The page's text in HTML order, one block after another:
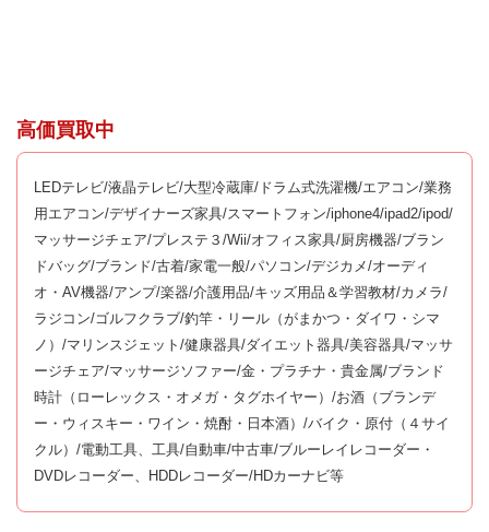
高価買取中
LEDテレビ/液晶テレビ/大型冷蔵庫/ドラム式洗濯機/エアコン/業務
用エアコン/デザイナーズ家具/スマートフォン/iphone4/ipad2/ipod/
マッサージチェア/プレステ３/Wii/オフィス家具/厨房機器/ブラン
ドバッグ/ブランド/古着/家電一般/パソコン/デジカメ/オーディ
オ・AV機器/アンプ/楽器/介護用品/キッズ用品＆学習教材/カメラ/
ラジコン/ゴルフクラブ/釣竿・リール（がまかつ・ダイワ・シマ
ノ）/マリンスジェット/健康器具/ダイエット器具/美容器具/マッサ
ージチェア/マッサージソファー/金・プラチナ・貴金属/ブランド
時計（ローレックス・オメガ・タグホイヤー）/お酒（ブランデ
ー・ウィスキー・ワイン・焼酎・日本酒）/バイク・原付（４サイ
クル）/電動工具、工具/自動車/中古車/ブルーレイレコーダー・
DVDレコーダー、HDDレコーダー/HDカーナビ等